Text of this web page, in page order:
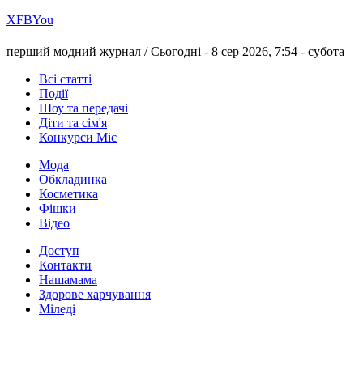
ХFBYou
перший модний журнал /Сьогодні - 8 сер 2026, 7:54 - субота
Всі статті
Події
Шоу та передачі
Діти та сім'я
Конкурси Міс
Мода
Обкладинка
Косметика
Фішки
Відео
Доступ
Контакти
Нашамама
Здорове харчування
Міледі